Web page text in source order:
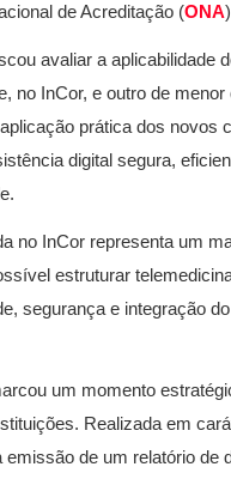
de Acreditação (ONA
avaliar a aplicabilidade
no InCor, e outro de
prática dos novos
digital segura,
no InCor representa um
estruturar
segurança e integração
um momento
Realizada em
emissão de um relatório